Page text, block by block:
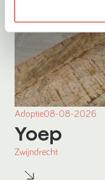
Adoptie08-08-2026
Yoep
Zwijndrecht